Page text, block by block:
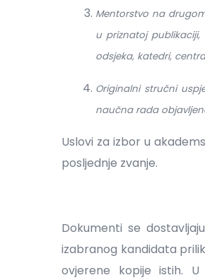
Mentorstvo na
u priznatoj
odsjeka, katedri,
Originalni stručni
naučna rada
Uslovi za izbor u
posljednje zvanje.
Dokumenti se
izabranog kandidata
ovjerene kopije istih.